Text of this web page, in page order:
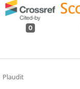
0
Plaudit